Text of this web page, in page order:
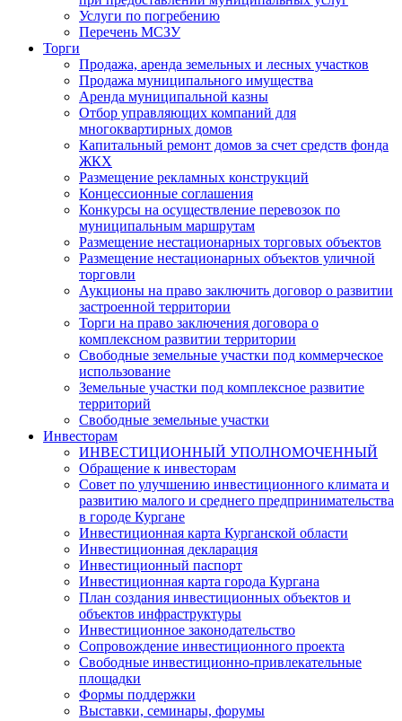
Услуги по погребению
Перечень МСЗУ
Торги
Продажа, аренда земельных и лесных участков
Продажа муниципального имущества
Аренда муниципальной казны
Отбор управляющих компаний для
многоквартирных домов
Капитальный ремонт домов за счет средств фонда
ЖКХ
Размещение рекламных конструкций
Концессионные соглашения
Конкурсы на осуществление перевозок по
муниципальным маршрутам
Размещение нестационарных торговых объектов
Размещение нестационарных объектов уличной
торговли
Аукционы на право заключить договор о развитии
застроенной территории
Торги на право заключения договора о
комплексном развитии территории
Свободные земельные участки под коммерческое
использование
Земельные участки под комплексное развитие
территорий
Свободные земельные участки
Инвесторам
ИНВЕСТИЦИОННЫЙ УПОЛНОМОЧЕННЫЙ
Обращение к инвесторам
Совет по улучшению инвестиционного климата и
развитию малого и среднего предпринимательства
в городе Кургане
Инвестиционная карта Курганской области
Инвестиционная декларация
Инвестиционный паспорт
Инвестиционная карта города Кургана
План создания инвестиционных объектов и
объектов инфраструктуры
Инвестиционное законодательство
Сопровождение инвестиционного проекта
Свободные инвестиционно-привлекательные
площадки
Формы поддержки
Выставки, семинары, форумы